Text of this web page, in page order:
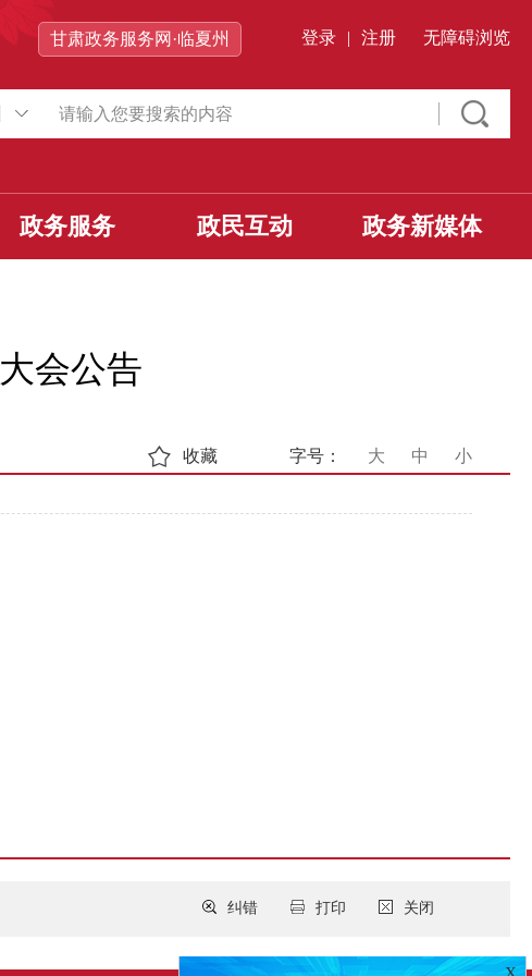
甘肃政务服务网·临夏州 登录 | 注册 无障碍浏览
政务服务 政民互动 政务新媒体
会公告
字号： 大 中 小
收藏
关闭
打印
纠错